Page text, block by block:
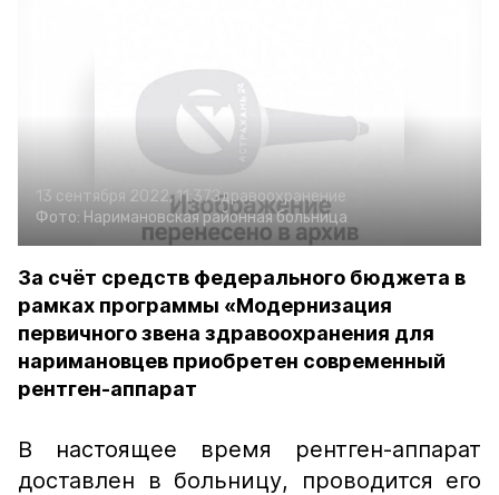
13 сентября 2022, 11:37Здравоохранение
Фото: Наримановская районная больница
За счёт средств федерального бюджета в
рамках программы «Модернизация
первичного звена здравоохранения для
наримановцев приобретен современный
рентген-аппарат
В настоящее время рентген-аппарат
доставлен в больницу, проводится его